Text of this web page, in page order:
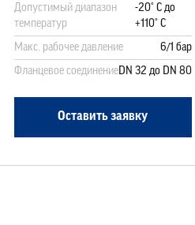
Допустимый диапазон
температур
-20° C до
+110° C
Макс. рабочее давление
6/1 бар
Фланцевое соединениеDN 32 до DN 80
Оставить заявку